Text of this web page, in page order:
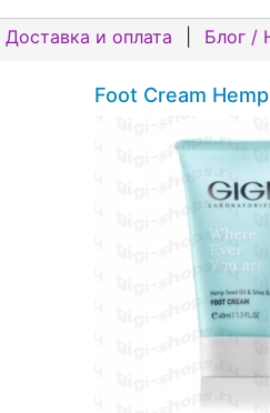
Доставка и оплата Блог /
Foot Cream